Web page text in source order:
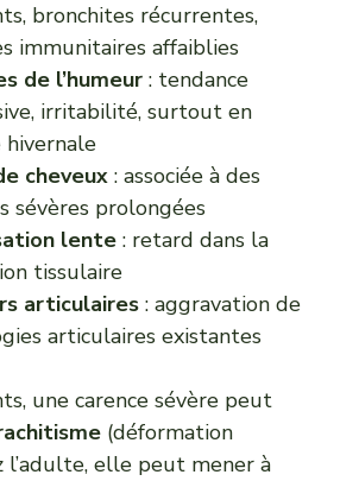
bronchites récurrentes,
immunitaires affaiblies
de l’humeur : tendance
irritabilité, surtout en
hivernale
cheveux : associée à des
sévères prolongées
lente : retard dans la
tissulaire
articulaires : aggravation de
articulaires existantes
une carence sévère peut
(déformation
l’adulte, elle peut mener à